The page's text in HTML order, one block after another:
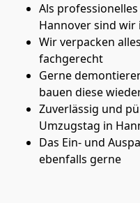
Als
Hannover sind wir
Wir verpacken
fachgerecht
Gerne
bauen diese
Zuverlässig und
Umzugstag in
Das Ein- und
ebenfalls gerne